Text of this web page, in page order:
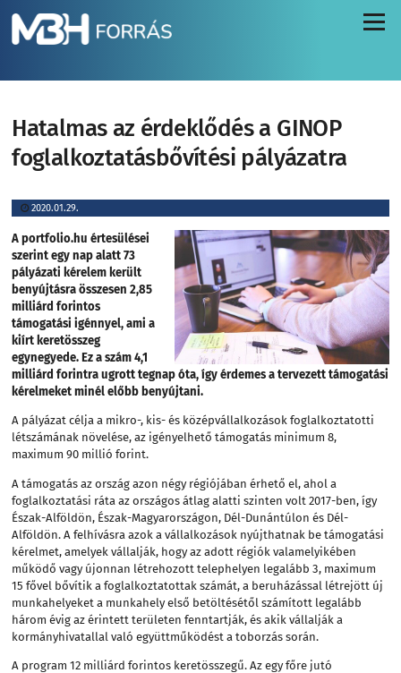
Menü
Hatalmas az érdeklődés a GINOP
foglalkoztatásbővítési pályázatra
2020.01.29.
A portfolio.hu értesülései
szerint egy nap alatt 73
pályázati kérelem került
benyújtásra összesen 2,85
milliárd forintos
támogatási igénnyel, ami a
kiírt keretösszeg
egynegyede. Ez a szám 4,1
milliárd forintra ugrott tegnap óta, így érdemes a tervezett támogatási
kérelmeket minél előbb benyújtani.
A pályázat célja a mikro-, kis- és középvállalkozások foglalkoztatotti
létszámának növelése, az igényelhető támogatás minimum 8,
maximum 90 millió forint.
A támogatás az ország azon négy régiójában érhető el, ahol a
foglalkoztatási ráta az országos átlag alatti szinten volt 2017-ben, így
Észak-Alföldön, Észak-Magyarországon, Dél-Dunántúlon és Dél-
Alföldön. A felhívásra azok a vállalkozások nyújthatnak be támogatási
kérelmet, amelyek vállalják, hogy az adott régiók valamelyikében
működő vagy újonnan létrehozott telephelyen legalább 3, maximum
15 fővel bővítik a foglalkoztatottak számát, a beruházással létrejött új
munkahelyeket a munkahely első betöltésétől számított legalább
három évig az érintett területen fenntartják, és akik vállalják a
kormányhivatallal való együttműködést a toborzás során.
A program 12 milliárd forintos keretösszegű. Az egy főre jutó